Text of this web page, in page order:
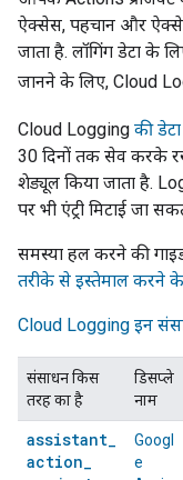
ऐक्सेस, पहचान और
जाता है. लॉगिंग डेटा के
जानने के लिए, Cloud
Cloud Logging की
30 दिनों तक सेव करके
शेड्यूल किया जाता है.
पर भी एंट्री मिटाई जा
समस्या हल करने की
तरीके से इस्तेमाल करने के
Cloud Logging इन
संसाधन किस
तरह का है
डिसप्ले
नाम
assistant_
action_
Googl
e